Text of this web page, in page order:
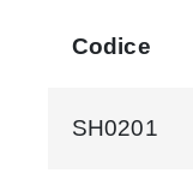
Codice
SH0201